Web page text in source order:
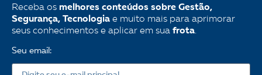
Receba os melhores conteúdos sobre Gestão,
Segurança, Tecnologia e muito mais para aprimorar
seus conhecimentos e aplicar em sua frota.
Seu email: